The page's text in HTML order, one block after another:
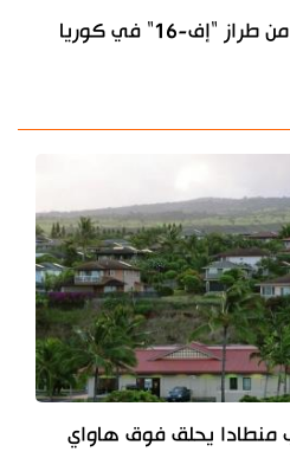
تحطم مقاتلة أمريكية من طراز "إف-16" في كوريا
منطادا يحلق فوق هاواي